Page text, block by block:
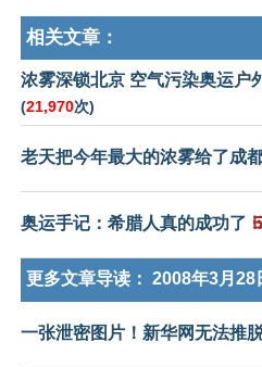
相关文章：
浓雾深锁北京 空气污染奥运户
(21,970次)
老天把今年最大的浓雾给了成
奥运手记：希腊人真的成功了
更多文章导读： 2008年3月28
一张泄密图片！新华网无法推